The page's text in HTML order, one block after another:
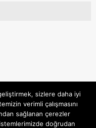
sizlere daha iyi
verimli çalışmasını
sağlanan çerezler
doğrudan